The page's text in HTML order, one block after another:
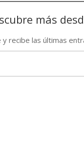
más
y recibe las últimas